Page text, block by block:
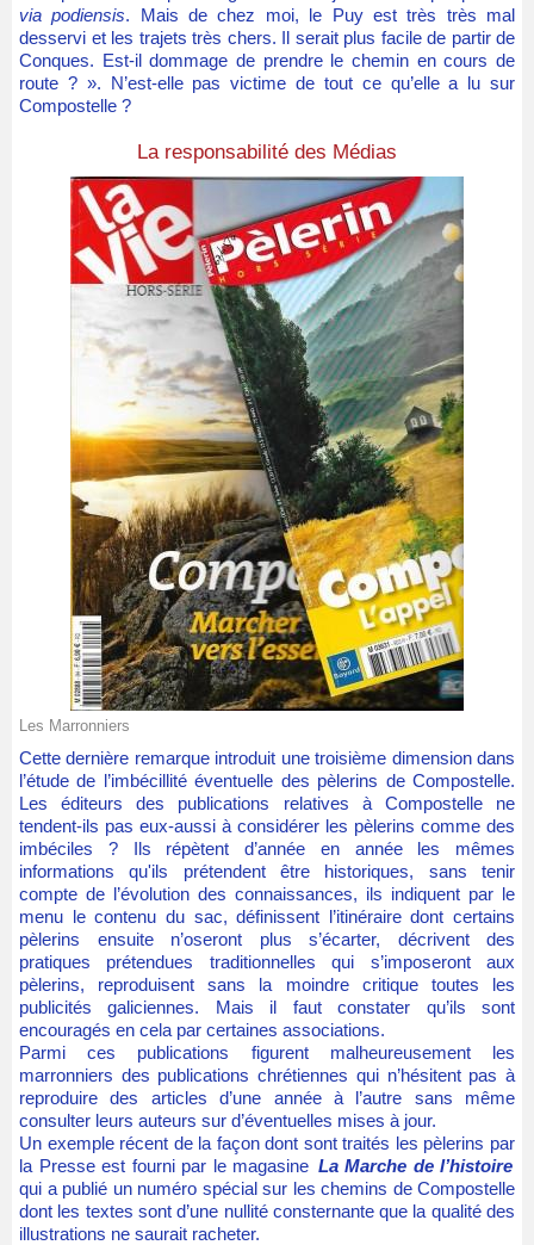
via podiensis. Mais de chez moi, le Puy est très très mal
desservi et les trajets très chers. Il serait plus facile de partir de
Conques. Est-il dommage de prendre le chemin en cours de
route ? ». N’est-elle pas victime de tout ce qu’elle a lu sur
Compostelle ?
La responsabilité des Médias
Les Marronniers
Cette dernière remarque introduit une troisième dimension dans
l’étude de l’imbécillité éventuelle des pèlerins de Compostelle.
Les éditeurs des publications relatives à Compostelle ne
tendent-ils pas eux-aussi à considérer les pèlerins comme des
imbéciles ? Ils répètent d’année en année les mêmes
informations qu'ils prétendent être historiques, sans tenir
compte de l’évolution des connaissances, ils indiquent par le
menu le contenu du sac, définissent l’itinéraire dont certains
pèlerins ensuite n’oseront plus s’écarter, décrivent des
pratiques prétendues traditionnelles qui s’imposeront aux
pèlerins, reproduisent sans la moindre critique toutes les
publicités galiciennes. Mais il faut constater qu’ils sont
encouragés en cela par certaines associations.
Parmi ces publications figurent malheureusement les
marronniers des publications chrétiennes qui n’hésitent pas à
reproduire des articles d’une année à l’autre sans même
consulter leurs auteurs sur d’éventuelles mises à jour.
Un exemple récent de la façon dont sont traités les pèlerins par
la Presse est fourni par le magasine La Marche de l’histoire
qui a publié un numéro spécial sur les chemins de Compostelle
dont les textes sont d’une nullité consternante que la qualité des
illustrations ne saurait racheter.